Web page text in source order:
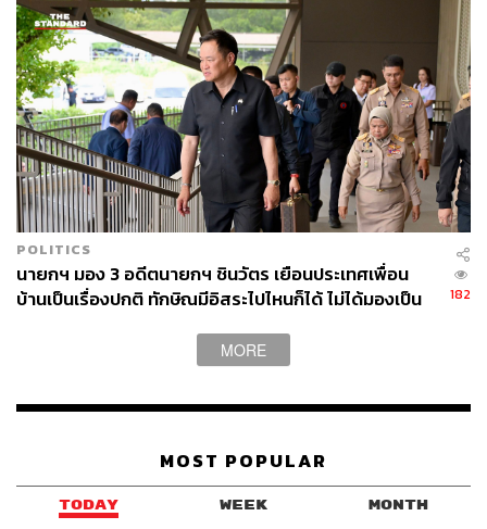
POLITICS
นายกฯ มอง 3 อดีตนายกฯ ชินวัตร เยือนประเทศเพื่อน
บ้านเป็นเรื่องปกติ ทักษิณมีอิสระไปไหนก็ได้ ไม่ได้มองเป็น
182
MORE
MOST POPULAR
TODAY WEEK MONTH